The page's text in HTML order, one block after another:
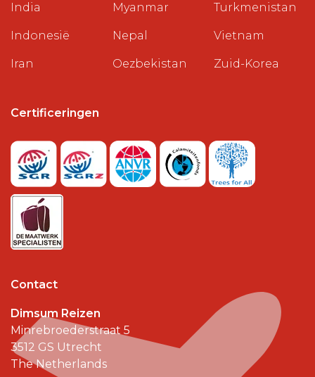
India
Indonesië
Iran
Myanmar
Nepal
Oezbekistan
Turkmenistan
Vietnam
Zuid-Korea
Certificeringen
Contact
Dimsum Reizen
Minrebroederstraat 5
3512 GS Utrecht
The Netherlands